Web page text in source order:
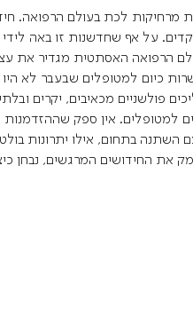
מרחיקות לכת בעולם הרפואה.
על אף שחדשנות זו באה
הרפואה האסתטית מגדיר את
כיום למטופלים שבעבר לא
פולשניים מכאיבים, יקרים
למטופלים. אין ספק
בתחום, אילו יתרונות
את החידושים המרגשים, נבחן